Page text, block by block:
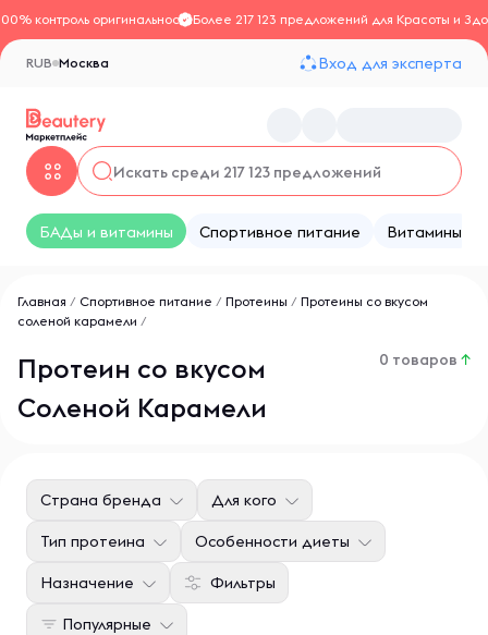
контроль оригинальностиБолее 217 123 предложений для Красоты и
Москва
RUB Вход для эксперта
БАДы и витамины Спортивное питание Витамины
Главная / Спортивное питание / Протеины / Протеины со вкусом
соленой карамели /
Протеин со вкусом
Соленой Карамели
0 товаров ↑
Фильтры
Страна бренда Для кого
Тип протеина Особенности диеты
Назначение
Популярные